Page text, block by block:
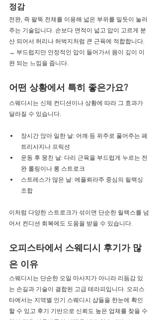
정감
전완, 즉 팔뚝 전체를 이용해 넓은 부위를 밀듯이 눌러
주는 기술입니다. 손보다 면적이 넓고 압이 고르게 분
산 되어서 허리나 허벅지처럼 큰 근육에 적합합니다.
→ 부드럽지만 안정적인 압이 들어가서 몸이 깊이 이
완 되는 느낌을 줍니다.
어떤 상황에서 특히 좋은가요?
스웨디시는 신체 컨디션이나 상황에 따라 그 효과가
달라질 수 있습니다.
장시간 앉아 일한 날: 어깨·등 위주로 풀어주는 페
트리사지나 프릭션
운동 후 뭉친 날: 다리 근육을 부드럽게 누르는 전
완 롤링이나 롱 스트로크
스트레스가 많은 날: 에플뢰라주 중심의 릴랙싱
조합
이처럼 다양한 스트로크가 섞이면 단순한 릴랙스를 넘
어서 컨디션 회복에도 도움을 받을 수 있습니다.
오피스타에서 스웨디시 후기가 많
은 이유
스웨디시는 단순한 오일 마사지가 아니라 리듬감 있
는 손길과 기술이 결합된 고급 테라피입니다. 오피스
타에서는 지역별 인기 스웨디시 샵들을 한눈에 확인
할 수 있고 후기 기반으로 신뢰도 높은 업체를 찾을 수